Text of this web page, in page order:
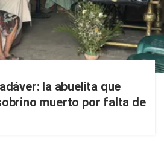
la abuelita que
muerto por falta de